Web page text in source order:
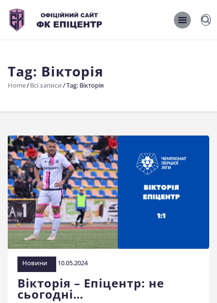
Tag: Вікторія
Home Всі записи Tag: Вікторія
ОФІЦІЙНИЙ САЙТ ФК ЕПІЦЕНТР
ОФІЦІЙНИЙ САЙТ ФК ЕПІЦЕНТР
Головна
Новини
Фото
Історія
Клуб
Фан-шоп
Правила поведінки на
стадіоні
Новини 10.05.2024
Вікторія – Епіцентр: не
сьогодні…